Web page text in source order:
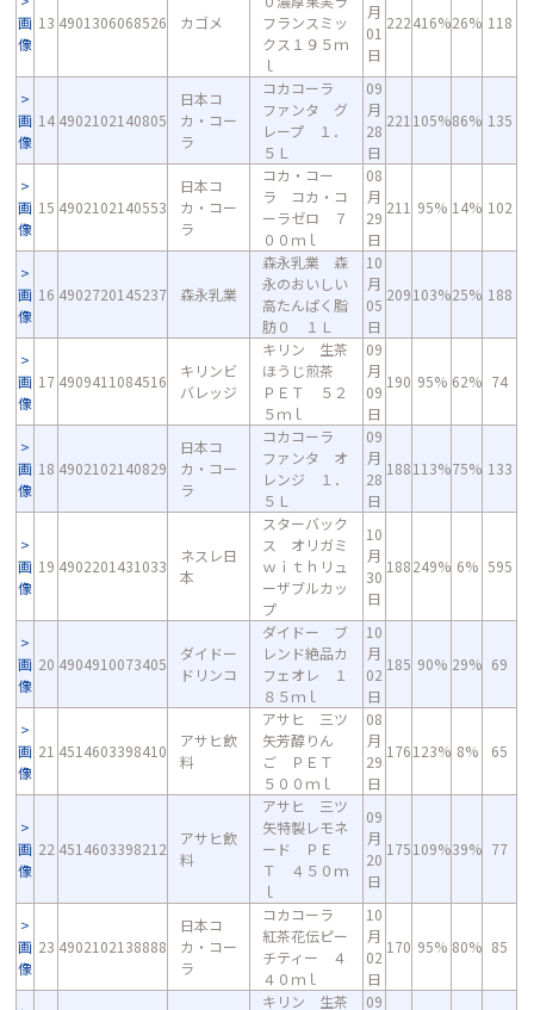
画
像
13 4901306068526 カゴメ
フランスミッ
クス１９５ｍ
ｌ
月
01
日
222416%26% 118
画
像
14 4902102140805
日本コ
カ・コー
ラ
コカコーラ
ファンタ グ
レープ １．
５Ｌ
09
月
28
日
221 105%86% 135
画
像
15 4902102140553
日本コ
カ・コー
ラ
コカ・コー
ラ コカ・コ
ーラゼロ ７
００ｍｌ
08
月
29
日
211 95% 14% 102
画
像
16 4902720145237 森永乳業
森永乳業 森
永のおいしい
高たんぱく脂
肪０ １Ｌ
10
月
05
日
209103%25% 188
画
像
17 4909411084516
キリンビ
バレッジ
キリン 生茶
ほうじ煎茶
ＰＥＴ ５２
５ｍｌ
09
月
09
日
190 95% 62% 74
画
像
18 4902102140829
日本コ
カ・コー
ラ
コカコーラ
ファンタ オ
レンジ １．
５Ｌ
09
月
28
日
188113%75% 133
画
像
19 4902201431033
ネスレ日
本
スターバック
ス オリガミ
ｗｉｔｈリュ
ーザブルカッ
プ
10
月
30
日
188249% 6% 595
画
像
20 4904910073405
ダイドー
ドリンコ
ダイドー ブ
レンド絶品カ
フェオレ １
８５ｍｌ
10
月
02
日
185 90% 29% 69
画
像
21 4514603398410
アサヒ飲
料
アサヒ 三ツ
矢芳醇りん
ご ＰＥＴ
５００ｍｌ
08
月
29
日
176123% 8% 65
画
像
22 4514603398212
アサヒ飲
料
アサヒ 三ツ
矢特製レモネ
ード ＰＥ
Ｔ ４５０ｍ
ｌ
09
月
20
日
175109%39% 77
画
像
23 4902102138888
日本コ
カ・コー
ラ
コカコーラ
紅茶花伝ピー
チティー ４
４０ｍｌ
10
月
02
日
170 95% 80% 85
キリン 生茶 09